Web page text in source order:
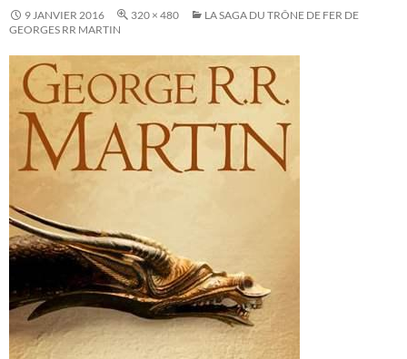
9 JANVIER 2016 320 × 480
LA SAGA DU TRÔNE DE FER DE
GEORGES RR MARTIN